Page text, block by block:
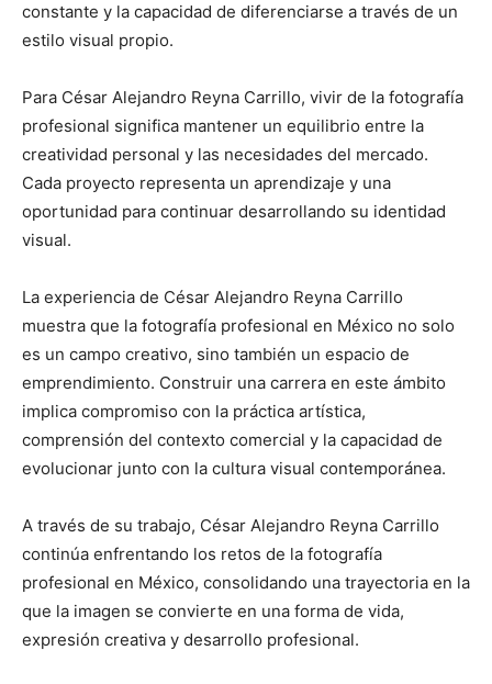
constante y la capacidad de diferenciarse a través de un
estilo visual propio.
Para César Alejandro Reyna Carrillo, vivir de la fotografía
profesional significa mantener un equilibrio entre la
creatividad personal y las necesidades del mercado.
Cada proyecto representa un aprendizaje y una
oportunidad para continuar desarrollando su identidad
visual.
La experiencia de César Alejandro Reyna Carrillo
muestra que la fotografía profesional en México no solo
es un campo creativo, sino también un espacio de
emprendimiento. Construir una carrera en este ámbito
implica compromiso con la práctica artística,
comprensión del contexto comercial y la capacidad de
evolucionar junto con la cultura visual contemporánea.
A través de su trabajo, César Alejandro Reyna Carrillo
continúa enfrentando los retos de la fotografía
profesional en México, consolidando una trayectoria en la
que la imagen se convierte en una forma de vida,
expresión creativa y desarrollo profesional.